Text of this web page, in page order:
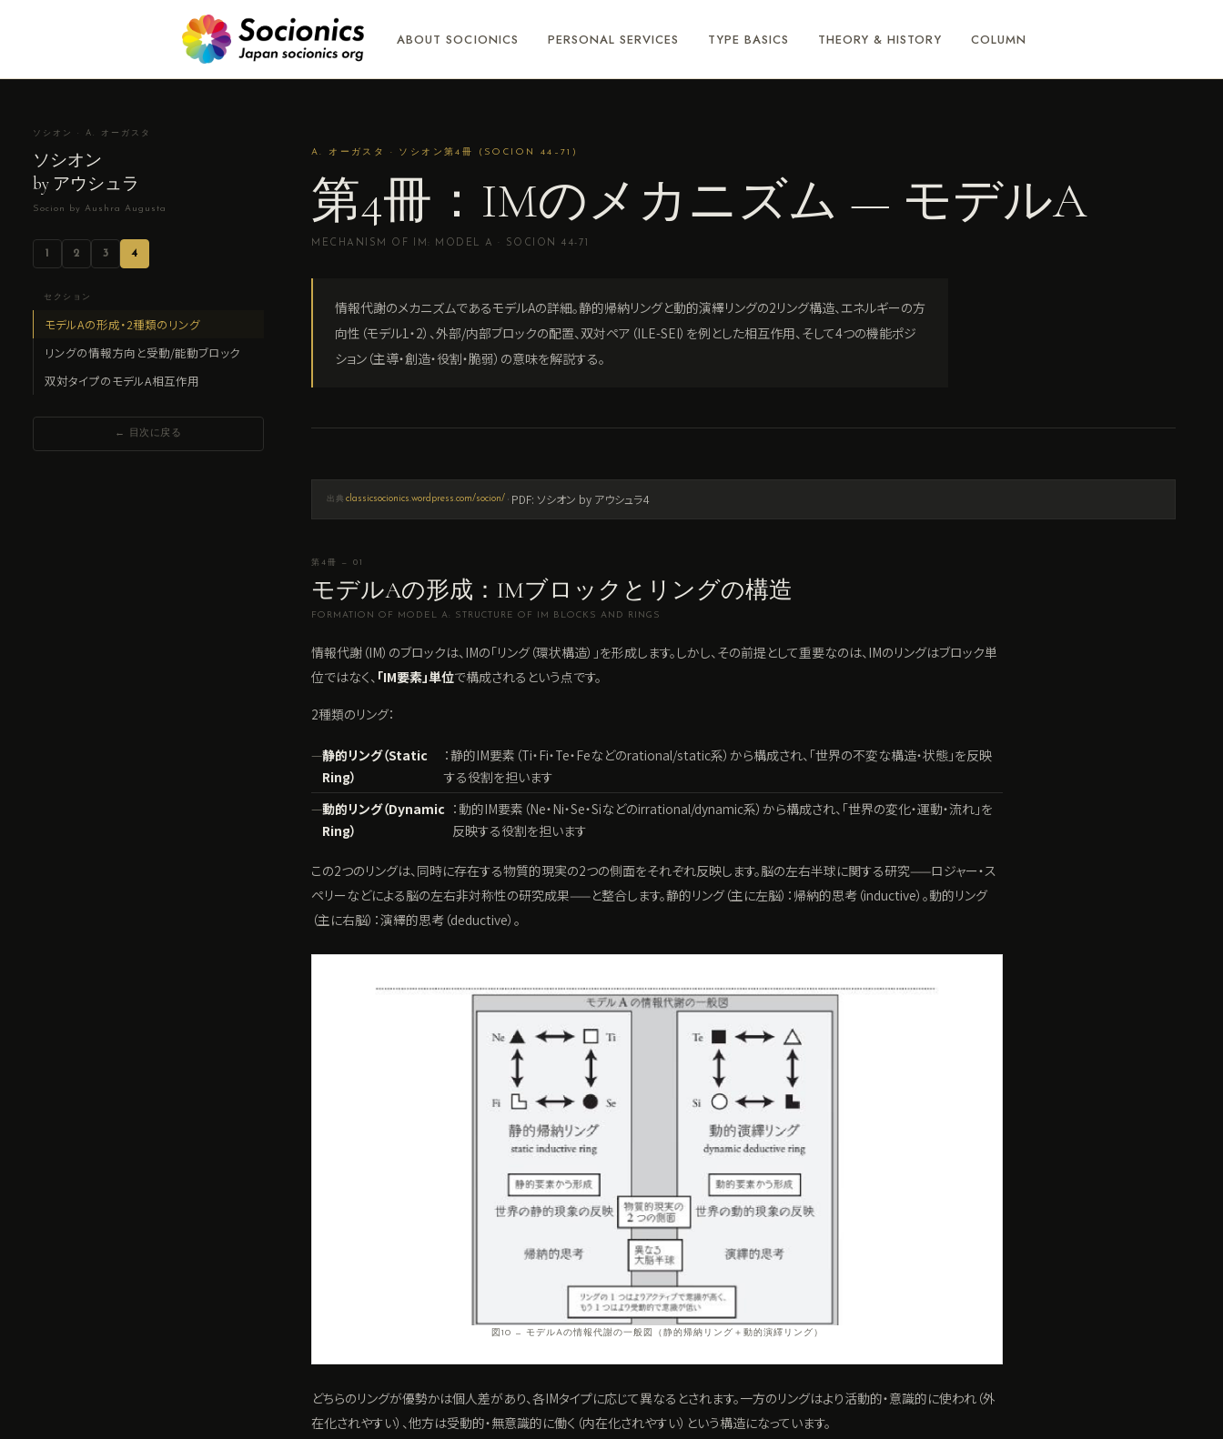
ABOUT SOCIONICS PERSONAL SERVICES TYPE BASICS THEORY & HISTORY COLUMN
ソシオン · A. オーガスタ
ソシオン
by アウシュラ
Socion by Aushra Augusta
1 2 3 4
セクション
モデルAの形成・2種類のリング
リングの情報方向と受動/能動ブロック
双対タイプのモデルA相互作用
← 目次に戻る
A. オーガスタ · ソシオン第4冊 (SOCION 44–71)
第4冊：IMのメカニズム — モデルA
MECHANISM OF IM: MODEL A · SOCION 44-71
情報代謝のメカニズムであるモデルAの詳細。静的帰納リングと動的演繹リングの2リング構造、エネルギーの方
向性（モデル1・2）、外部/内部ブロックの配置、双対ペア（ILE-SEI）を例とした相互作用、そして4つの機能ポジ
ション（主導・創造・役割・脆弱）の意味を解説する。
出典 classicsocionics.wordpress.com/socion/· PDF: ソシオン by アウシュラ4
第4冊 — 01
モデルAの形成：IMブロックとリングの構造
FORMATION OF MODEL A: STRUCTURE OF IM BLOCKS AND RINGS
情報代謝（IM）のブロックは、IMの「リング（環状構造）」を形成します。しかし、その前提として重要なのは、IMのリングはブロック単
位ではなく、 「IM要素」単位で構成されるという点です。
2種類のリング：
静的リング（Static
Ring）
：静的IM要素（Ti・Fi・Te・Feなどのrational/static系）から構成され、「世界の不変な構造・状態」を反映
する役割を担います
動的リング（Dynamic
Ring）
：動的IM要素（Ne・Ni・Se・Siなどのirrational/dynamic系）から構成され、「世界の変化・運動・流れ」を
反映する役割を担います
この2つのリングは、同時に存在する物質的現実の2つの側面をそれぞれ反映します。脳の左右半球に関する研究——ロジャー・ス
ペリーなどによる脳の左右非対称性の研究成果——と整合します。静的リング（主に左脳）：帰納的思考（inductive）。動的リング
（主に右脳）：演繹的思考（deductive）。
図10 — モデルAの情報代謝の一般図（静的帰納リング＋動的演繹リング）
どちらのリングが優勢かは個人差があり、各IMタイプに応じて異なるとされます。一方のリングはより活動的・意識的に使われ（外
在化されやすい）、他方は受動的・無意識的に働く（内在化されやすい）という構造になっています。